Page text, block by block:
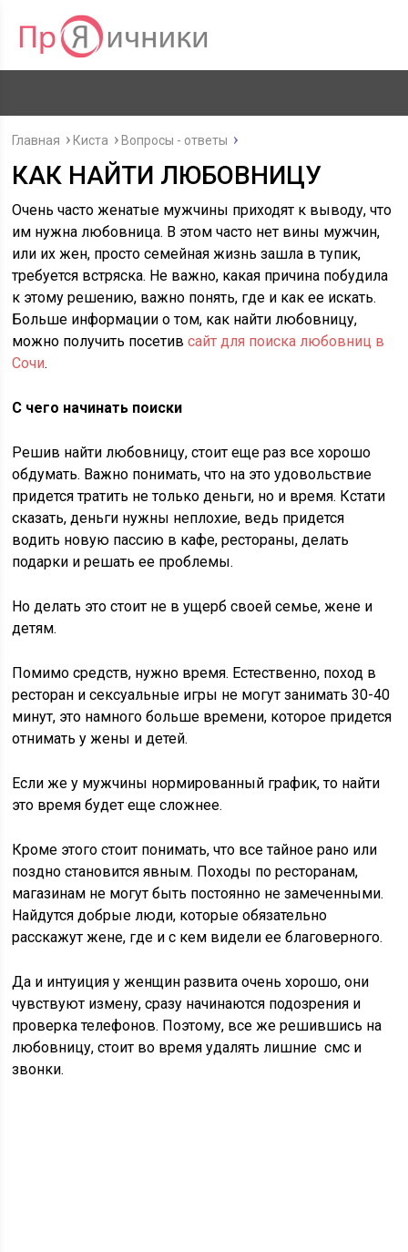
Главная Киста Вопросы - ответы
КАК НАЙТИ ЛЮБОВНИЦУ
Очень часто женатые мужчины приходят к выводу, что
им нужна любовница. В этом часто нет вины мужчин,
или их жен, просто семейная жизнь зашла в тупик,
требуется встряска. Не важно, какая причина побудила
к этому решению, важно понять, где и как ее искать.
Больше информации о том, как найти любовницу,
можно получить посетивсайт для поиска любовниц в
Сочи.
С чего начинать поиски
Решив найти любовницу, стоит еще раз все хорошо
обдумать. Важно понимать, что на это удовольствие
придется тратить не только деньги, но и время. Кстати
сказать, деньги нужны неплохие, ведь придется
водить новую пассию в кафе, рестораны, делать
подарки и решать ее проблемы.
Но делать это стоит не в ущерб своей семье, жене и
детям.
Помимо средств, нужно время. Естественно, поход в
ресторан и сексуальные игры не могут занимать 30-40
минут, это намного больше времени, которое придется
отнимать у жены и детей.
Если же у мужчины нормированный график, то найти
это время будет еще сложнее.
Кроме этого стоит понимать, что все тайное рано или
поздно становится явным. Походы по ресторанам,
магазинам не могут быть постоянно не замеченными.
Найдутся добрые люди, которые обязательно
расскажут жене, где и с кем видели ее благоверного.
Да и интуиция у женщин развита очень хорошо, они
чувствуют измену, сразу начинаются подозрения и
проверка телефонов. Поэтому, все же решившись на
любовницу, стоит во время удалять лишние смс и
звонки.